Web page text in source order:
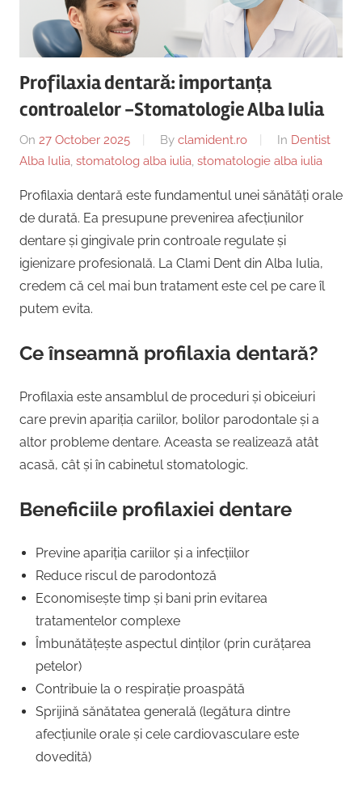
|
Centru
Implantologie
Copii,
Dentist,
Strada
Lăncrănjan
19,
România
+40754463365
Profilaxia dentară: importanța
controalelor -Stomatologie Alba Iulia
On 27 October 2025 By clamident.ro In Dentist
Alba Iulia stomatolog alba iulia stomatologie alba iulia
Profilaxia dentară este fundamentul unei sănătăți orale
de durată. Ea presupune prevenirea afecțiunilor
dentare și gingivale prin controale regulate și
igienizare profesională. La Clami Dent din Alba Iulia,
credem că cel mai bun tratament este cel pe care îl
putem evita.
Ce înseamnă profilaxia dentară?
Profilaxia este ansamblul de proceduri și obiceiuri
care previn apariția cariilor, bolilor parodontale și a
altor probleme dentare. Aceasta se realizează atât
acasă, cât și în cabinetul stomatologic.
Beneficiile profilaxiei dentare
Previne apariția cariilor și a infecțiilor
Reduce riscul de parodontoză
Economisește timp și bani prin evitarea
tratamentelor complexe
Îmbunătățește aspectul dinților (prin curățarea
petelor)
Contribuie la o respirație proaspătă
Sprijină sănătatea generală (legătura dintre
afecțiunile orale și cele cardiovasculare este
dovedită)